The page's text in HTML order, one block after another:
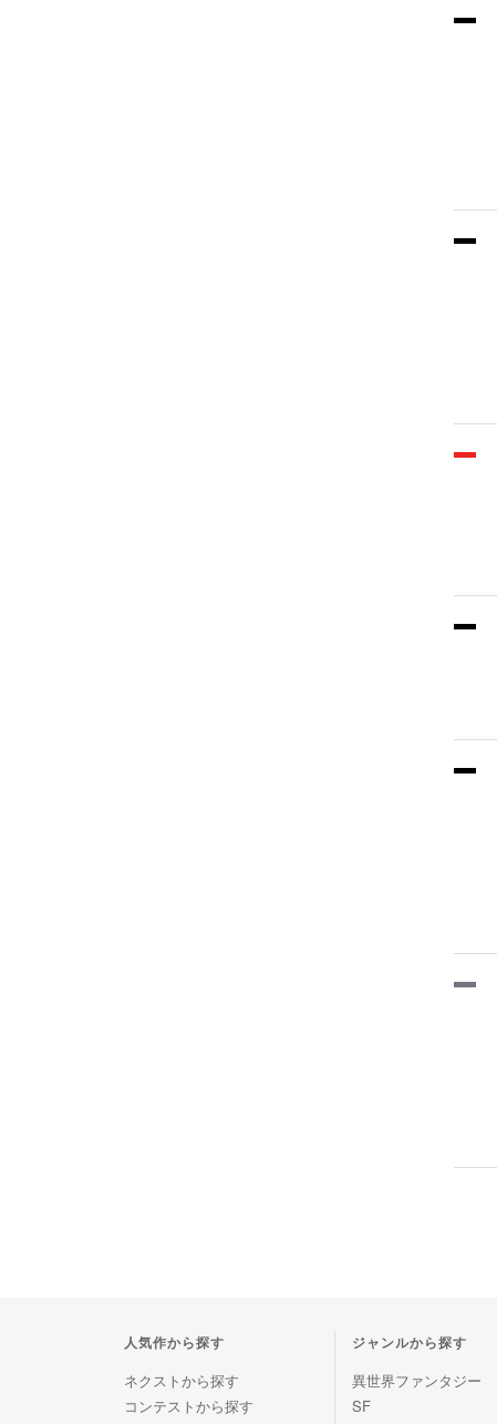
人気作から探す
ネクストから探す
コンテストから探す
ジャンルから探す
異世界ファンタジー
SF